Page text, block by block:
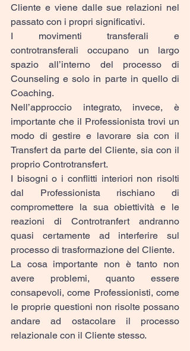
Cliente e viene dalle sue relazioni nel
passato con i propri significativi.
I movimenti transferali e
controtransferali occupano un largo
spazio all’interno del processo di
Counseling e solo in parte in quello di
Coaching.
Nell’approccio integrato, invece, è
importante che il Professionista trovi un
modo di gestire e lavorare sia con il
Transfert da parte del Cliente, sia con il
proprio Controtransfert.
I bisogni o i conflitti interiori non risolti
dal Professionista rischiano di
compromettere la sua obiettività e le
reazioni di Controtranfert andranno
quasi certamente ad interferire sul
processo di trasformazione del Cliente.
La cosa importante non è tanto non
avere problemi, quanto essere
consapevoli, come Professionisti, come
le proprie questioni non risolte possano
andare ad ostacolare il processo
relazionale con il Cliente stesso.